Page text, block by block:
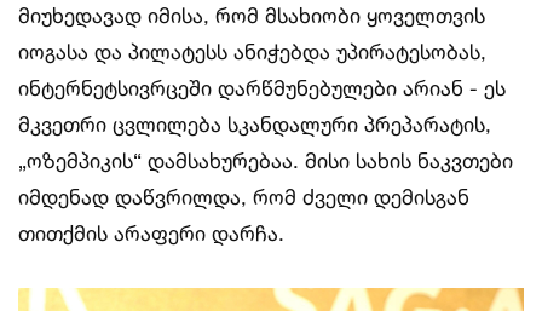
მიუხედავად იმისა, რომ მსახიობი ყოველთვის
იოგასა და პილატესს ანიჭებდა უპირატესობას,
ინტერნეტსივრცეში დარწმუნებულები არიან - ეს
მკვეთრი ცვლილება სკანდალური პრეპარატის,
„ოზემპიკის“ დამსახურებაა. მისი სახის ნაკვთები
იმდენად დაწვრილდა, რომ ძველი დემისგან
თითქმის არაფერი დარჩა.